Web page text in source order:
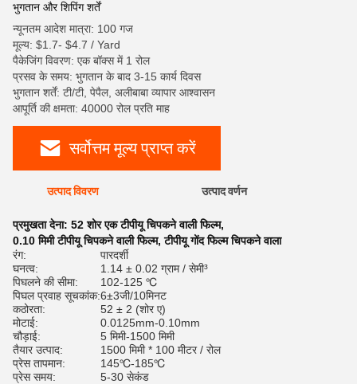
भुगतान और शिपिंग शर्तें
न्यूनतम आदेश मात्रा: 100 गज
मूल्य: $1.7- $4.7 / Yard
पैकेजिंग विवरण: एक बॉक्स में 1 रोल
प्रसव के समय: भुगतान के बाद 3-15 कार्य दिवस
भुगतान शर्तें: टी/टी, पेपैल, अलीबाबा व्यापार आश्वासन
आपूर्ति की क्षमता: 40000 रोल प्रति माह
सर्वोत्तम मूल्य प्राप्त करें
उत्पाद विवरण उत्पाद वर्णन
प्रमुखता देना: 52 शोर एक टीपीयू चिपकने वाली फिल्म,
0.10 मिमी टीपीयू चिपकने वाली फिल्म,टीपीयू गोंद फिल्म चिपकने वाला
रंग:
पारदर्शी
घनत्व:
1.14 ± 0.02 ग्राम / सेमी³
पिघलने की सीमा:
102-125 ℃
पिघल प्रवाह सूचकांक:6±3जी/10मिनट
कठोरता:
52 ± 2 (शोर ए)
मोटाई:
0.0125mm-0.10mm
चौड़ाई:
5 मिमी-1500 मिमी
तैयार उत्पाद:
1500 मिमी * 100 मीटर / रोल
प्रेस तापमान:
145℃-185℃
प्रेस समय:
5-30 सेकंड